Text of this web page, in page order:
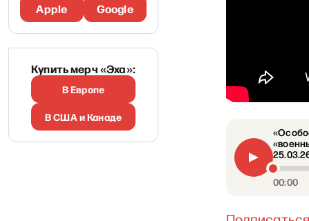
Apple
Google
Купить мерч «Эха»:
В Европе
В США и Канаде
00:00